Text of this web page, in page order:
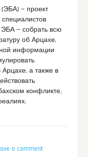
— проект
— собрать всю
об Арцахе,
информации
а также в
конфликте,
a comment